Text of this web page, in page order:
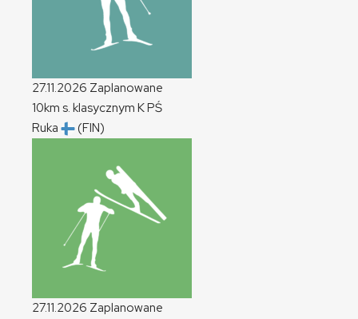
27.11.2026 Zaplanowane
10km s. klasycznym KPŚ
Ruka
(FIN)
27.11.2026 Zaplanowane